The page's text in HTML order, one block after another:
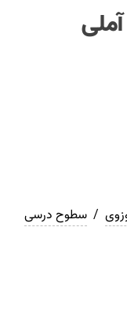
/ سطوح درسی